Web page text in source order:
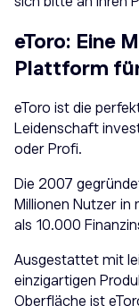
eToro: Eine
Plattform
eToro ist die
Leidenschaft
oder Profi.
Die 2007
Millionen Nutzer
als 10.000
Ausgestattet mit
einzigartigen
Oberfläche ist